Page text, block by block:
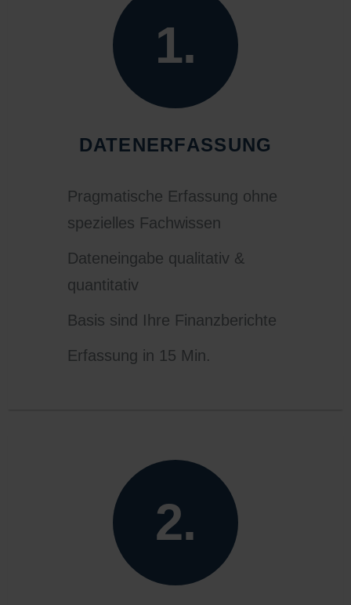
1.
DATENERFASSUNG
Pragmatische Erfassung ohne
spezielles Fachwissen
Dateneingabe qualitativ &
quantitativ
Basis sind Ihre Finanzberichte
Erfassung in 15 Min.
2.